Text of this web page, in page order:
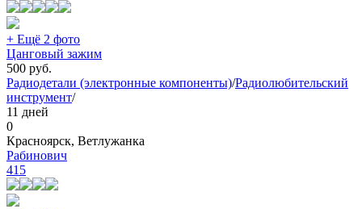
+ Ещё 2 фото
Цанговый зажим
500 руб.
Радиодетали (электронные компоненты)/Радиолюбительский
инструмент/
11 дней
0
Красноярск, Ветлужанка
Рабинович
415